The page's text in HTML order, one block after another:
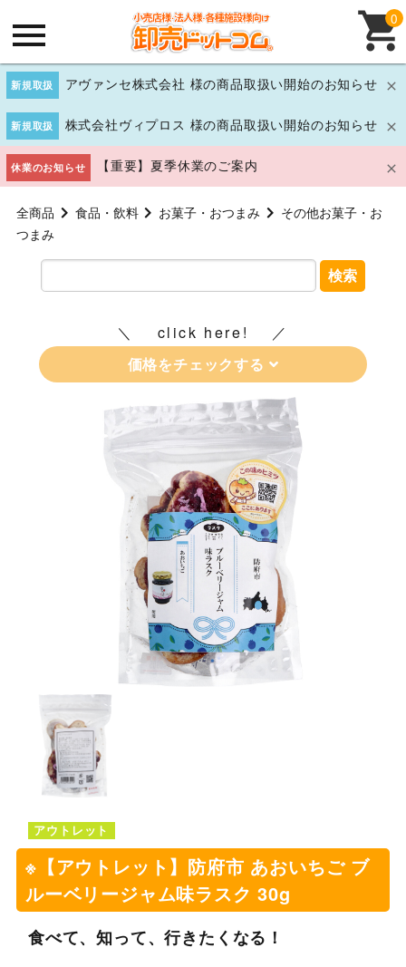
新規取扱 アヴァンセ株式会社 様の商品取扱い開始のお知らせ
新規取扱 株式会社ヴィプロス 様の商品取扱い開始のお知らせ
休業のお知らせ 【重要】夏季休業のご案内
0
全商品 食品・飲料 お菓子・おつまみ
その他お菓子・お
つまみ
検索
click here!
価格をチェックする
アウトレット
※【アウトレット】防府市 あおいちご ブ
ルーベリージャム味ラスク 30g
食べて、知って、行きたくなる！